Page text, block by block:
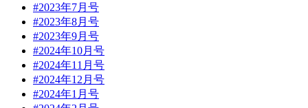
#2023年7月号
#2023年8月号
#2023年9月号
#2024年10月号
#2024年11月号
#2024年12月号
#2024年1月号